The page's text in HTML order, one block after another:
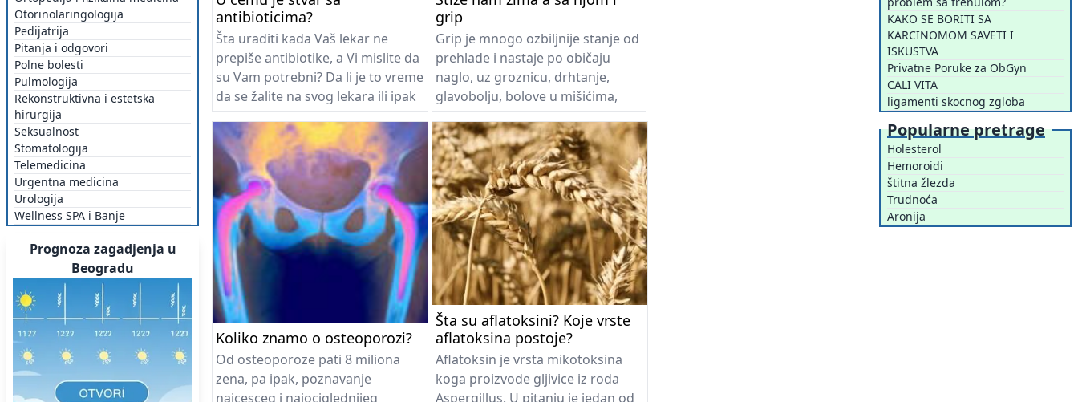
Šta su aflatoksini? Koje vrste
aflatoksina postoje?
Aflatoksin je vrsta mikotoksina
koga proizvode gljivice iz roda
Aspergillus. U pitanju je jedan od
antibioticima?
Šta uraditi kada Vaš lekar ne
prepiše antibiotike, a Vi mislite da
su Vam potrebni? Da li je to vreme
da se žalite na svog lekara ili ipak
vreme da naučite nešto o tome
koliko antibiotici mogu biti štetni
za Vas ukoliko je Vaše simptome
izazvao neki drugi
mikroorganizam osim bakterije?
grip
Grip je mnogo ozbiljnije stanje od
prehlade i nastaje po običaju
naglo, uz groznicu, drhtanje,
glavobolju, bolove u mišićima,
bolove u grlu i ždrelu. Ukoliko ste
sigurni da imate grip i provedite 3
do 4 dana u krevetu uz mnogo
tečnosti kako biste izbegli
komplikacije.
Koliko znamo o osteoporozi?
Od osteoporoze pati 8 miliona
zena, pa ipak, poznavanje
najcesceg i najociglednijeg
Otorinolaringologija
Pedijatrija
Pitanja i odgovori
Polne bolesti
Pulmologija
Rekonstruktivna i estetska
hirurgija
Seksualnost
Stomatologija
Telemedicina
Urgentna medicina
Urologija
Wellness SPA i Banje
Prognoza zagadjenja u
Beogradu
KAKO SE BORITI SA
KARCINOMOM SAVETI I
ISKUSTVA
Privatne Poruke za ObGyn
CALI VITA
ligamenti skocnog zgloba
Popularne pretrage
Holesterol
Hemoroidi
štitna žlezda
Trudnoća
Aronija